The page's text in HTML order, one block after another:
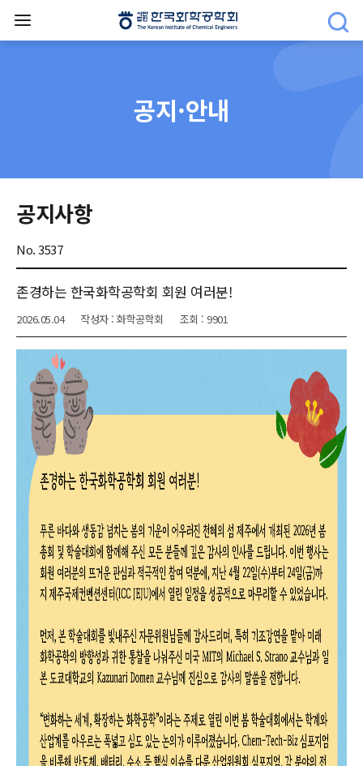
공지·안내
공지사항
No. 3537
존경하는 한국화학공학회 회원 여러분!
2026.05.04 작성자 : 화학공학회 조회 : 9901